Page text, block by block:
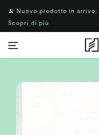
🍌 Nuovo prodotto in arrivo:
Scopri di più